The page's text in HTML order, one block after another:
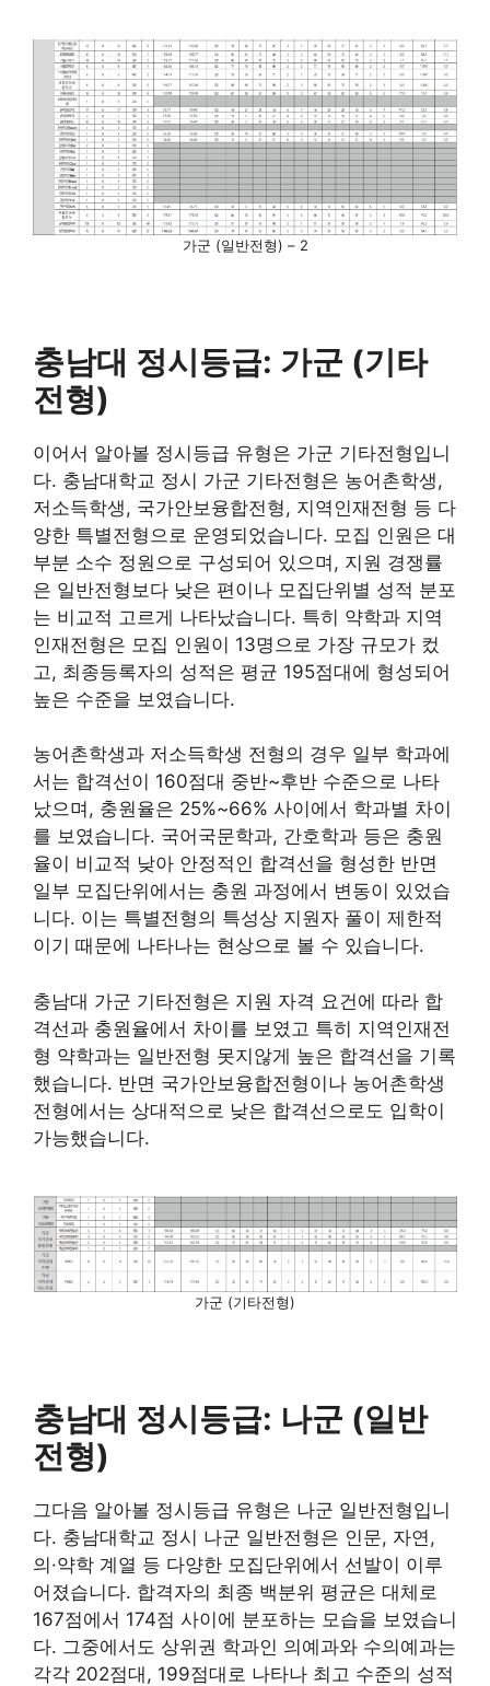
가군 (일반전형) – 2
충남대 정시등급: 가군 (기타
전형)
이어서 알아볼 정시등급 유형은 가군 기타전형입니
다. 충남대학교 정시 가군 기타전형은 농어촌학생,
저소득학생, 국가안보융합전형, 지역인재전형 등 다
양한 특별전형으로 운영되었습니다. 모집 인원은 대
부분 소수 정원으로 구성되어 있으며, 지원 경쟁률
은 일반전형보다 낮은 편이나 모집단위별 성적 분포
는 비교적 고르게 나타났습니다. 특히 약학과 지역
인재전형은 모집 인원이 13명으로 가장 규모가 컸
고, 최종등록자의 성적은 평균 195점대에 형성되어
높은 수준을 보였습니다.
농어촌학생과 저소득학생 전형의 경우 일부 학과에
서는 합격선이 160점대 중반~후반 수준으로 나타
났으며, 충원율은 25%~66% 사이에서 학과별 차이
를 보였습니다. 국어국문학과, 간호학과 등은 충원
율이 비교적 낮아 안정적인 합격선을 형성한 반면
일부 모집단위에서는 충원 과정에서 변동이 있었습
니다. 이는 특별전형의 특성상 지원자 풀이 제한적
이기 때문에 나타나는 현상으로 볼 수 있습니다.
충남대 가군 기타전형은 지원 자격 요건에 따라 합
격선과 충원율에서 차이를 보였고 특히 지역인재전
형 약학과는 일반전형 못지않게 높은 합격선을 기록
했습니다. 반면 국가안보융합전형이나 농어촌학생
전형에서는 상대적으로 낮은 합격선으로도 입학이
가능했습니다.
가군 (기타전형)
충남대 정시등급: 나군 (일반
전형)
그다음 알아볼 정시등급 유형은 나군 일반전형입니
다. 충남대학교 정시 나군 일반전형은 인문, 자연,
의·약학 계열 등 다양한 모집단위에서 선발이 이루
어졌습니다. 합격자의 최종 백분위 평균은 대체로
167점에서 174점 사이에 분포하는 모습을 보였습니
다. 그중에서도 상위권 학과인 의예과와 수의예과는
각각 202점대, 199점대로 나타나 최고 수준의 성적